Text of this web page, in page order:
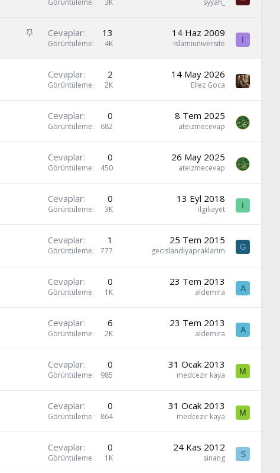
i
Görüntüleme 3K sýyah_
S
Cevaplar 13
Görüntüleme 4K
14 Haz 2009
islamiuniversite I
Cevaplar 2
Görüntüleme 2K
14 May 2026
Ellez Goca
Cevaplar 0
Görüntüleme 682
8 Tem 2025
ateizmecevap
Cevaplar 0
Görüntüleme 450
26 May 2025
ateizmecevap
Cevaplar 0
Görüntüleme 3K
13 Eyl 2018
ilgiliayet I
Cevaplar 1
Görüntüleme 777
25 Tem 2015
gecislandiyapraklarim G
Cevaplar 0
Görüntüleme 1K
23 Tem 2013
aldemira A
Cevaplar 6
Görüntüleme 2K
23 Tem 2013
aldemira A
Cevaplar 0
Görüntüleme 985
31 Ocak 2013
medcezir kaya M
Cevaplar 0
Görüntüleme 864
31 Ocak 2013
medcezir kaya M
Cevaplar 0
Görüntüleme 1K
24 Kas 2012
sinang S